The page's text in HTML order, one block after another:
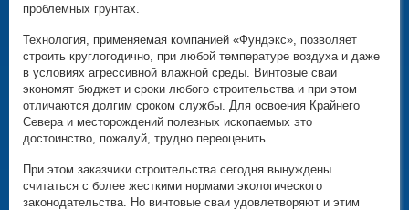
проблемных грунтах.
Технология, применяемая компанией «Фундэкс», позволяет
строить круглогодично, при любой температуре воздуха и даже
в условиях агрессивной влажной среды. Винтовые сваи
экономят бюджет и сроки любого строительства и при этом
отличаются долгим сроком службы. Для освоения Крайнего
Севера и месторождений полезных ископаемых это
достоинство, пожалуй, трудно переоценить.
При этом заказчики строительства сегодня вынуждены
считаться с более жесткими нормами экологического
законодательства. Но винтовые сваи удовлетворяют и этим